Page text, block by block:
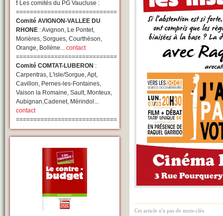
! Les comités du PG Vaucluse :
=============================
Comité AVIGNON-VALLEE DU
RHONE : Avignon, Le Pontet,
Morières, Sorgues, Courthéson,
Orange, Bollène... contact
=============================
Comité COMTAT-LUBERON :
Carpentras, L'isle/Sorgue, Apt,
Cavillon, Pernes-les-Fontaines,
Vaison la Romaine, Sault, Monteux,
Aubignan,Cadenet, Mérindol...
contact
=============================
Cet article n'a pas de mots-clés